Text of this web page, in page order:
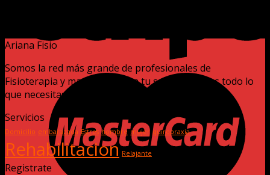
Ariana Fisio
Somos la red más grande de profesionales de
Fisioterapia y masajistas para tu salud tenemos todo lo
que necesitas.
Servicios
Domicilio embarazada Estres hombre mujer quiropraxia
Rehabilitacion Relajante
Registrate